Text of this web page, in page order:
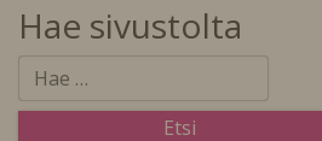
Hae sivustolta